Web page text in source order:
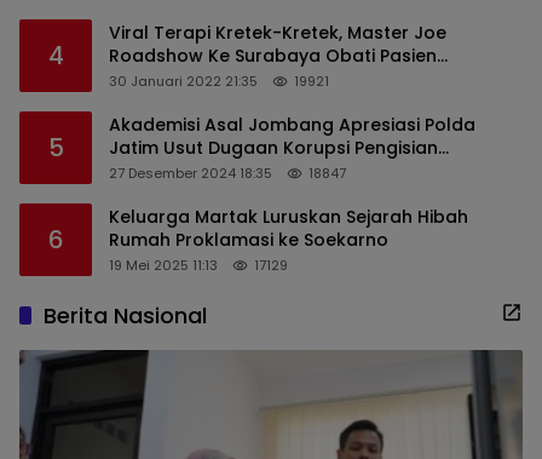
4
Viral Terapi Kretek-Kretek, Master Joe
Roadshow Ke Surabaya Obati Pasien
Sekaligus Edukasi Masyarakat
30 Januari 2022 21:35 19921
5
Akademisi Asal Jombang Apresiasi Polda
Jatim Usut Dugaan Korupsi Pengisian
Perangkat Desa di Kediri
27 Desember 2024 18:35 18847
6
Keluarga Martak Luruskan Sejarah Hibah
Rumah Proklamasi ke Soekarno
19 Mei 2025 11:13 17129
Berita Nasional